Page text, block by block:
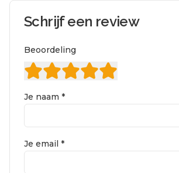
Schrijf een review
Beoordeling
Je naam *
Je email *